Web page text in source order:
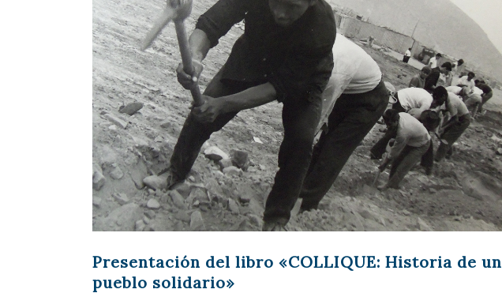
Presentación del libro «COLLIQUE: Historia de un
pueblo solidario»